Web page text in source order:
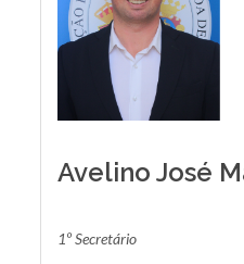
Avelino José
1º Secretário